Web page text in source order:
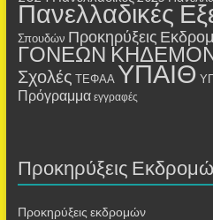
Πανελλαδικές
Σπουδών Προκηρύξεις
ΓΟΝΕΩΝ
Σχολές ΤΕΦΑΑ ΥΠΑΙΘ
Πρόγραμμα εγγραφές
Προκηρύξεις
Προκηρύξεις εκδρομών